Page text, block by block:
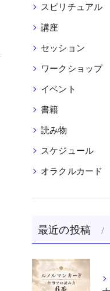
スピリチュアル
講座
セッション
ワークショップ
イベント
書籍
読み物
スケジュール
オラクルカード
最近の投稿